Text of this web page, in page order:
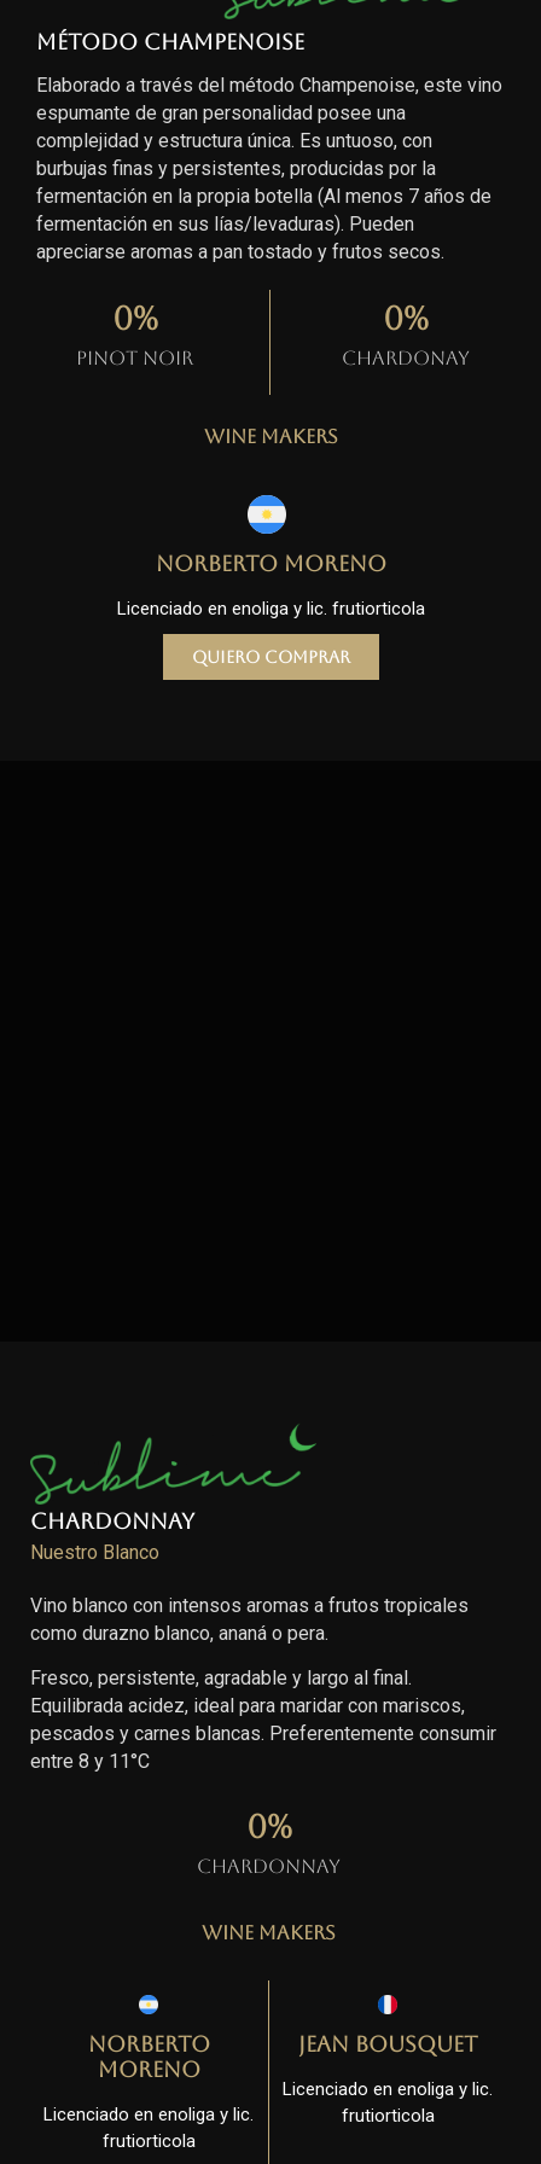
Método Champenoise
Elaborado a través del método Champenoise, este vino
espumante de gran personalidad posee una
complejidad y estructura única. Es untuoso, con
burbujas finas y persistentes, producidas por la
fermentación en la propia botella (Al menos 7 años de
fermentación en sus lías/levaduras). Pueden
apreciarse aromas a pan tostado y frutos secos.
Pinot Noir
0%
Chardonay
0%
Wine Makers
Norberto Moreno
Licenciado en enoliga y lic. frutiorticola
Quiero comprar
Chardonnay
Nuestro Blanco
Vino blanco con intensos aromas a frutos tropicales
como durazno blanco, ananá o pera.
Fresco, persistente, agradable y largo al final.
Equilibrada acidez, ideal para maridar con mariscos,
pescados y carnes blancas. Preferentemente consumir
entre 8 y 11°C
Chardonnay
0%
Wine Makers
Norberto
Moreno
Licenciado en enoliga y lic.
frutiorticola
Jean Bousquet
Licenciado en enoliga y lic.
frutiorticola